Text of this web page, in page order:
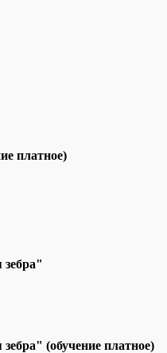
платное)
зебра"
(обучение платное)